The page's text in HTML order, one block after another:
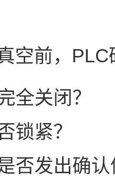
空前，
全关闭？
锁紧？
否发出确